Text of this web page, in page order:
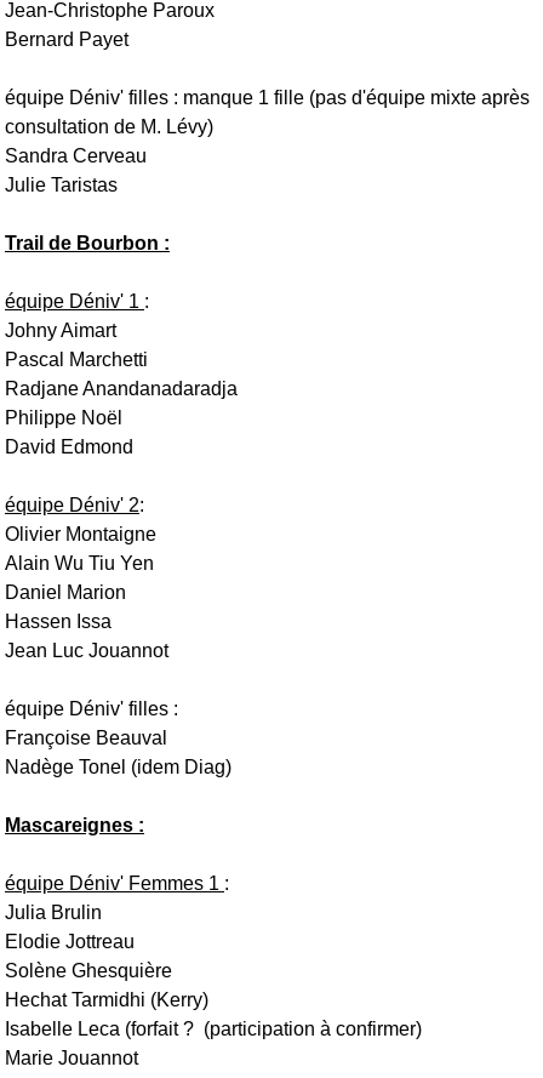
Jean-Christophe Paroux
Bernard Payet
équipe Déniv' filles : manque 1 fille (pas d'équipe mixte après
consultation de M. Lévy)
Sandra Cerveau
Julie Taristas
Trail de Bourbon :
équipe Déniv' 1 :
Johny Aimart
Pascal Marchetti
Radjane Anandanadaradja
Philippe Noël
David Edmond
équipe Déniv' 2:
Olivier Montaigne
Alain Wu Tiu Yen
Daniel Marion
Hassen Issa
Jean Luc Jouannot
équipe Déniv' filles :
Françoise Beauval
Nadège Tonel (idem Diag)
Mascareignes :
équipe Déniv' Femmes 1 :
Julia Brulin
Elodie Jottreau
Solène Ghesquière
Hechat Tarmidhi (Kerry)
Isabelle Leca (forfait ? (participation à confirmer)
Marie Jouannot